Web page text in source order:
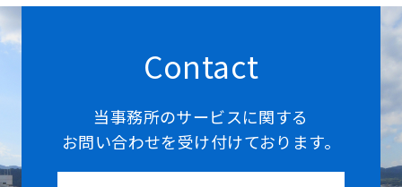
Contact
当事務所のサービスに関する
お問い合わせを受け付けております。